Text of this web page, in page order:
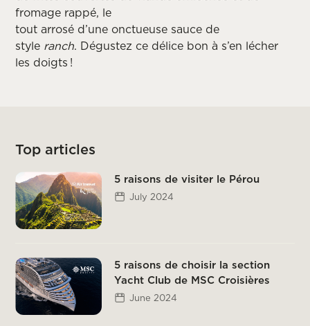
fromage rappé, le
toutarrosé d’une onctueuse sauce de
style ranch. Dégustez ce délice bonà s’en lécher
les doigts !
Top articles
5 raisons de visiter le Pérou
July 2024
5 raisons de choisir la section
Yacht Club de MSC Croisières
June 2024